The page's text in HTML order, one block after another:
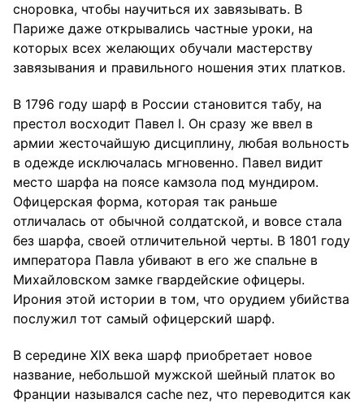
сноровка, чтобы научиться их завязывать. В
Париже даже открывались частные уроки, на
которых всех желающих обучали мастерству
завязывания и правильного ношения этих платков.
В 1796 году шарф в России становится табу, на
престол восходит Павел I. Он сразу же ввел в
армии жесточайшую дисциплину, любая вольность
в одежде исключалась мгновенно. Павел видит
место шарфа на поясе камзола под мундиром.
Офицерская форма, которая так раньше
отличалась от обычной солдатской, и вовсе стала
без шарфа, своей отличительной черты. В 1801 году
императора Павла убивают в его же спальне в
Михайловском замке гвардейские офицеры.
Ирония этой истории в том, что орудием убийства
послужил тот самый офицерский шарф.
В середине XIX века шарф приобретает новое
название, небольшой мужской шейный платок во
Франции назывался сache nez, что переводится как